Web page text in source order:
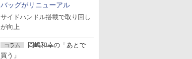
バッグがリニューアル
サイドハンドル搭載で取り回し
が向上
コラム
岡嶋和幸の「あとで
買う」